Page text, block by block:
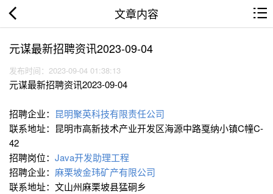
文章内容
元谋最新招聘资讯2023-09-04
发布时间：2023-09-04 01:38:13
元谋最新招聘资讯2023-09-04
招聘企业： 昆明聚英科技有限责任公司
联系地址：昆明市高新技术产业开发区海源中路戛纳小镇C幢C-
42
招聘岗位： Java开发助理工程
招聘企业： 麻栗坡金玮矿产有限公司
联系地址：文山州麻栗坡县猛硐乡